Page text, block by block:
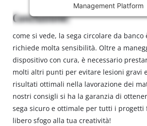
This
is
not
permitted
to
load
to
trackers
that
Management Platform
Conclusione:
come si vede, la sega circolare da banco
richiede molta sensibilità. Oltre a
dispositivo con cura, è necessario
molti altri punti per evitare lesioni gravi
risultati ottimali nella lavorazione dei
nostri consigli si ha la garanzia di
sega sicuro e ottimale per tutti i progetti
libero sfogo alla tua creatività!